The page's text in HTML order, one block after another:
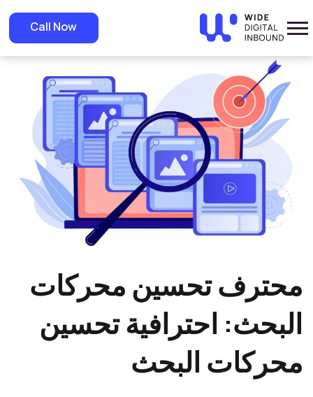
Call Now Home Blog
»
محترف تحسين محركات البحث: احترافية تحسين محركات
البحث
محترف تحسين محركات
البحث: احترافية تحسين
محركات البحث